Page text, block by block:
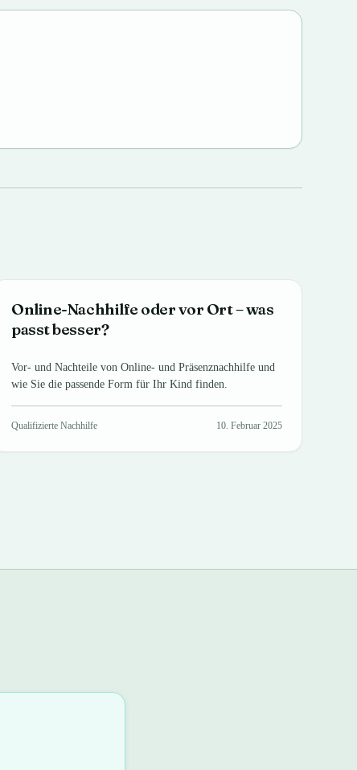
Online-Nachhilfe oder vor Ort – was
passt besser?
Vor- und Nachteile von Online- und Präsenznachhilfe und
wie Sie die passende Form für Ihr Kind finden.
Qualifizierte Nachhilfe 10. Februar 2025